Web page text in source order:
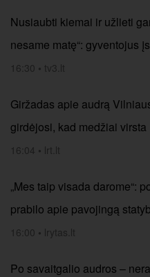
Nusiaubti kiemai ir užlieti
nesame matę“: gyventojus
16:30 • tv3.lt
Giržadas apie audrą
girdėjosi, kad medžiai virsta
16:04 • lrt.lt
„Mes taip visada darome“:
prabilo apie pavojingą
16:00 • lrytas.lt
Po savaitgalio audros –